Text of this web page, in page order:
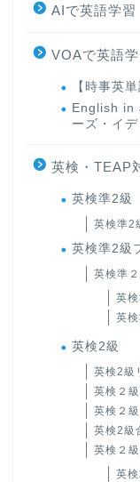
AIで英語学習
VOAで英語学
【時事英
English in
ーズ・イデ
英検・TEAP
英検準2級
英検準2
英検準2級
英検準
英
英
英検2級
英検2級
英検２
英検２
英検2級
英検２
英